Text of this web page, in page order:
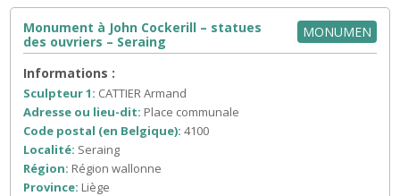
MONUMEN
Monument à John Cockerill – statues
des ouvriers – Seraing
Informations :
Sculpteur 1: CATTIER Armand
Adresse ou lieu-dit: Place communale
Code postal (en Belgique): 4100
Localité: Seraing
Région: Région wallonne
Province: Liège